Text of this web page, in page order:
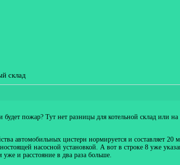
склад
пожар? Тут нет разницы для котельной склад или
автомобильных цистерн нормируется и составляет 20
насосной установкой. А вот в строке 8 уже
и расстояние в два раза больше.